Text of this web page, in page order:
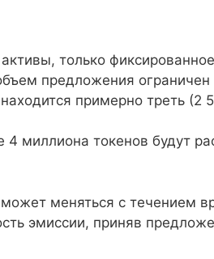
только
предложения
примерно треть (2
4 миллиона токенов будут
меняться с течением
эмиссии, приняв